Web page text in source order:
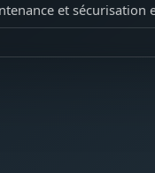
et sécurisation